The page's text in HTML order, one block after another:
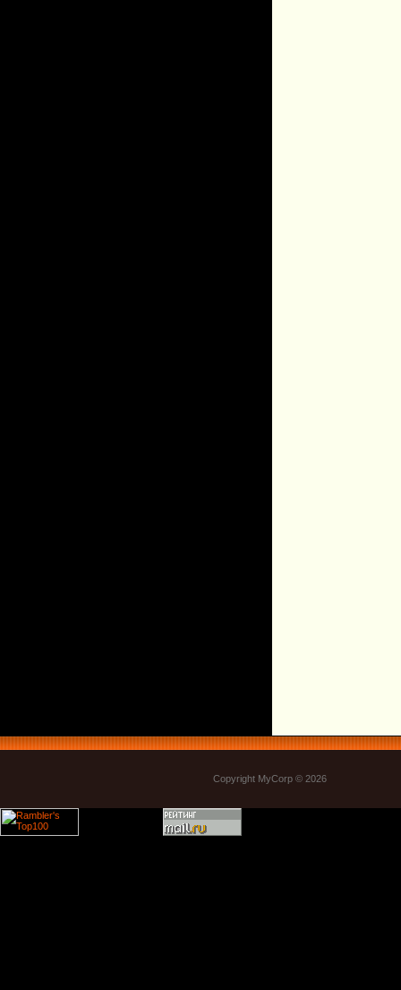
Copyright MyCorp © 2026